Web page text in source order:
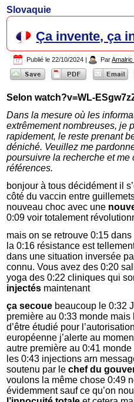
Slovaquie
Ça invente, ça
Publié le 22/10/2024 | Par
Selon watch?v=WL-
Dans la mesure où les
extrêmement nombreuses, je
rapidement, le reste prenant
déniché. Veuillez me
poursuivre la recherche et me
références.
bonjour à tous décidément il
côté du vaccin entre
nouveau choc avec une
0:09 voir totalement
mais on se retrouve 0:15
la 0:16 résistance est
dans une situation inversée
connu. Vous avez des 0:20
yoga des 0:22 cliniques qui
injectés maintenant
ça secoue beaucoup le 0:32
première au 0:33 monde
d’être étudié pour
européenne j’alerte au
autre première au 0:41
les 0:43 injections arn
soutenu par lechef du
voulons la même chose 0:49
évidemment sauf ce qu’on